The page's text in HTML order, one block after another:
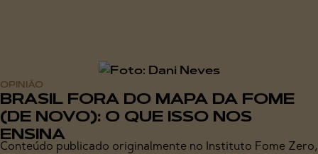
OPINIÃO
BRASIL FORA DO MAPA DA FOME
(DE NOVO): O QUE ISSO NOS
ENSINA
Conteúdo publicado originalmente no Instituto Fome Zero,